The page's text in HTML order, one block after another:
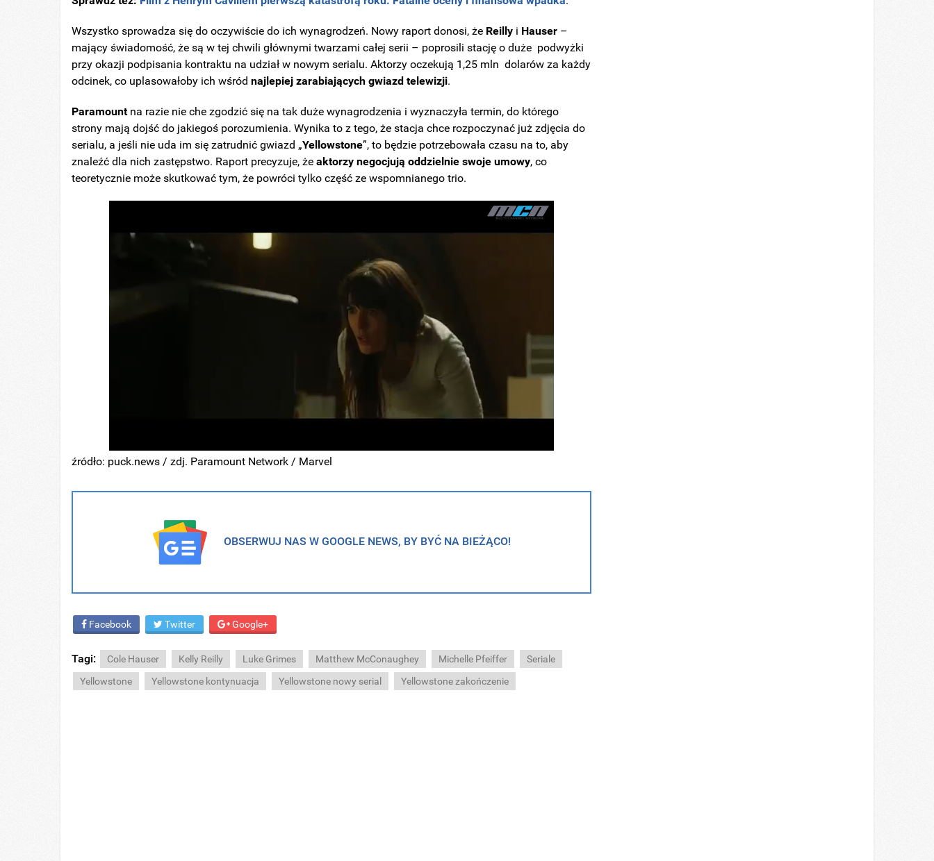
Wszystko sprowadza się do oczywiście do ich wynagrodzeń. Nowy raport donosi, że Reilly i Hauser –
mający świadomość, że są w tej chwili głównymi twarzami całej serii – poprosili stację o duże podwyżki
przy okazji podpisania kontraktu na udział w nowym serialu. Aktorzy oczekują 1,25 mln dolarów za każdy
odcinek, co uplasowałoby ich wśródnajlepiej zarabiających gwiazd telewizji.
Paramount na razie nie che zgodzić się na tak duże wynagrodzenia i wyznaczyła termin, do którego
strony mają dojść do jakiegoś porozumienia. Wynika to z tego, że stacja chce rozpoczynać już zdjęcia do
serialu, a jeśli nie uda im się zatrudnić gwiazd „Yellowstone”, to będzie potrzebowała czasu na to, aby
znaleźć dla nich zastępstwo. Raport precyzuje, żeaktorzy negocjują oddzielnie swoje umowy, co
teoretycznie może skutkować tym, że powróci tylko część ze wspomnianego trio.
źródło: puck.news / zdj. Paramount Network / Marvel
OBSERWUJ NAS W GOOGLE NEWS, BY BYĆ NA BIEŻĄCO!
Facebook Twitter Google+
Tagi: Cole Hauser Kelly Reilly Luke Grimes Matthew McConaughey Michelle Pfeiffer
Seriale
Yellowstone
Yellowstone kontynuacja Yellowstone nowy serial Yellowstone zakończenie